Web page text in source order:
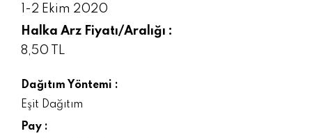
1-2 Ekim 2020
Halka Arz Fiyatı/Aralığı :
8,50 TL
Dağıtım Yöntemi :
Eşit Dağıtım
Pay :